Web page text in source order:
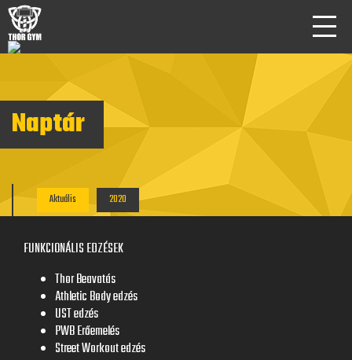
Naptár
Aktuális 2020
FUNKCIONÁLIS EDZÉSEK
Thor Beavatás
Athletic Body edzés
UST edzés
PWB Erőemelés
Street Workout edzés